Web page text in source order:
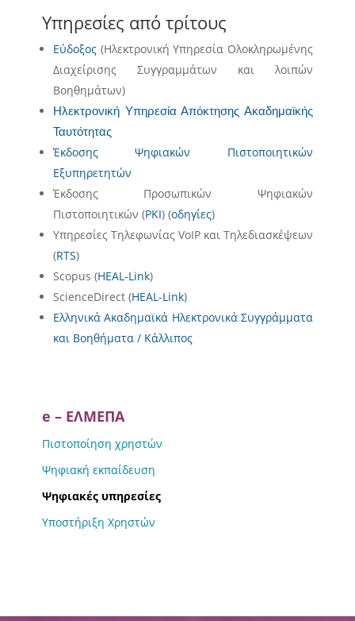
Υπηρεσίες από τρίτους
Εύδοξος(Ηλεκτρονική Υπηρεσία Ολοκληρωμένης
Διαχείρισης Συγγραμμάτων και λοιπών
Βοηθημάτων)
Ηλεκτρονική Υπηρεσία Απόκτησης Ακαδημαϊκής
Ταυτότητας
Έκδοσης Ψηφιακών Πιστοποιητικών
Εξυπηρετητών
Έκδοσης Προσωπικών Ψηφιακών
Πιστοποιητικών (PKI) (οδηγίες)
Υπηρεσίες Τηλεφωνίας VoIP και Τηλεδιασκέψεων
(RTS)
Scopus (HEAL-Link)
ScienceDirect (HEAL-Link)
Ελληνικά Ακαδημαϊκά Ηλεκτρονικά Συγγράμματα
και Βοηθήματα / Κάλλιπος
e – ΕΛΜΕΠΑ
Πιστοποίηση χρηστών
Ψηφιακή εκπαίδευση
Ψηφιακές υπηρεσίες
Υποστήριξη Χρηστών